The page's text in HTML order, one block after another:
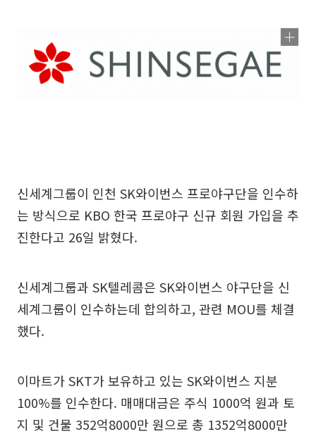
신세계그룹이 인천 SK와이번스 프로야구단을 인수하
는 방식으로 KBO 한국 프로야구 신규 회원 가입을 추
진한다고 26일 밝혔다.
신세계그룹과 SK텔레콤은 SK와이번스 야구단을 신
세계그룹이 인수하는데 합의하고, 관련 MOU를 체결
했다.
이마트가 SKT가 보유하고 있는 SK와이번스 지분
100%를 인수한다. 매매대금은 주식 1000억 원과 토
지 및 건물 352억8000만 원으로 총 1352억8000만